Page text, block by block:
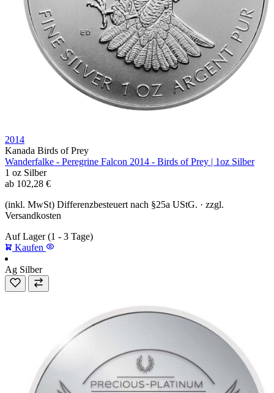
2014
Kanada Birds of Prey
Wanderfalke - Peregrine Falcon 2014 - Birds of Prey | 1oz Silber
1 oz Silber
ab 102,28 €
(inkl. MwSt) Differenzbesteuert nach §25a UStG. · zzgl.
Versandkosten
Auf Lager (1 - 3 Tage)
Kaufen
Ag Silber